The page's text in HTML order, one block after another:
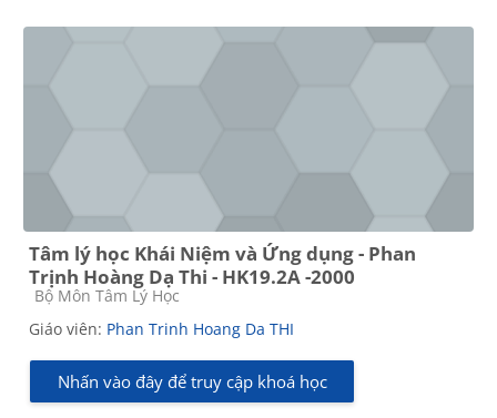
Tâm lý học Khái Niệm và Ứng dụng - Phan
Trịnh Hoàng Dạ Thi - HK19.2A -2000
Các loại khóa học
Bộ Môn Tâm Lý Học
Giáo viên: Phan Trinh Hoang Da THI
Nhấn vào đây để truy cập khoá học